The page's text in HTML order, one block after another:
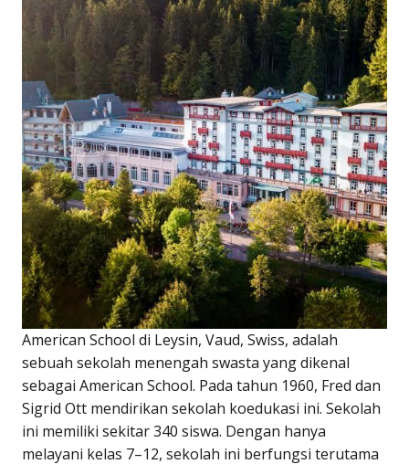
American School di Leysin, Vaud, Swiss, adalah
sebuah sekolah menengah swasta yang dikenal
sebagai American School. Pada tahun 1960, Fred dan
Sigrid Ott mendirikan sekolah koedukasi ini. Sekolah
ini memiliki sekitar 340 siswa. Dengan hanya
melayani kelas 7–12, sekolah ini berfungsi terutama